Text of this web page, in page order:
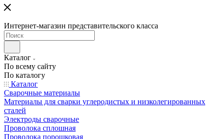
Интернет-магазин представительского класса
Каталог
По всему сайту
По каталогу
Каталог
Сварочные материалы
Материалы для сварки углеродистых и низколегированных
сталей
Электроды сварочные
Проволока сплошная
Проволока порошковая